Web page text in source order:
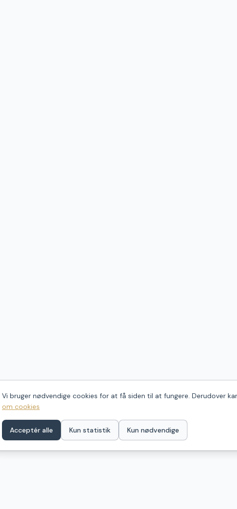
Vi bruger nødvendige cookies for at få siden til at fungere. Derudover
om cookies
Acceptér alle Kun statistik Kun nødvendige